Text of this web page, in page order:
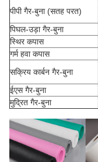
पीपी गैर-बुना (सतह परत)
पिघल-उड़ा गैर-बुना
स्थिर कपास
गर्म हवा कपास
सक्रिय कार्बन गैर-बुना
ईएस गैर-बुना
मुद्रित गैर-बुना